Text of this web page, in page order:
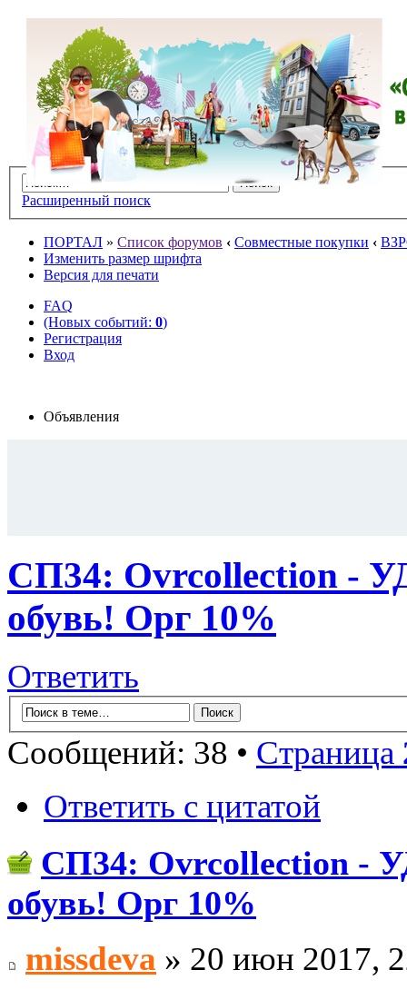
Расширенный поиск
ПОРТАЛ » Список форумов ‹ Совместные покупки ‹
Изменить размер шрифта
Версия для печати
FAQ
(Новых событий: 0)
Регистрация
Вход
Объявления
СП34: Ovrcollection
обувь! Орг 10%
Ответить
Сообщений: 38 • Страница
Ответить с цитатой
СП34: Ovrcollection
обувь! Орг 10%
missdeva » 20 июн 2017,